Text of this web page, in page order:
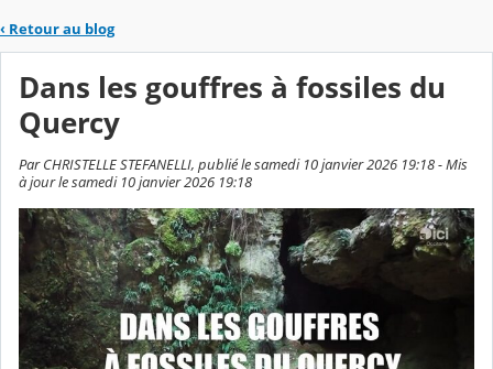
‹ Retour au blog
Dans les gouffres à fossiles du
Quercy
Par CHRISTELLE STEFANELLI, publié le samedi 10 janvier 2026 19:18 - Mis
à jour le samedi 10 janvier 2026 19:18